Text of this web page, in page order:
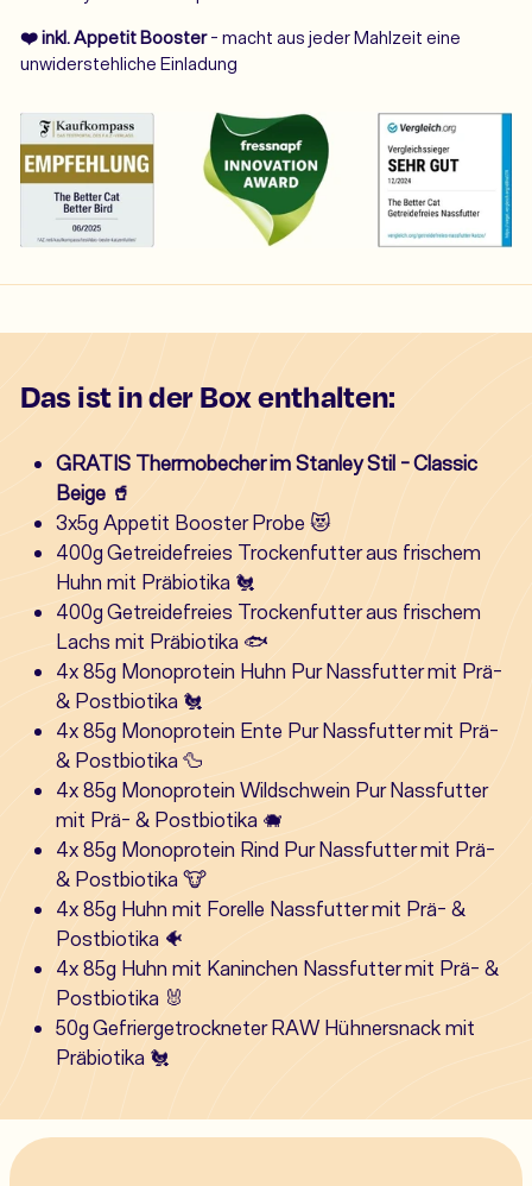
❤️ inkl. Appetit Booster- macht aus jeder Mahlzeit eine
unwiderstehliche Einladung
Das ist in der Box enthalten:
GRATIS Thermobecher im Stanley Stil - Classic
Beige 🥤
3x5g Appetit Booster Probe 😻
400g Getreidefreies Trockenfutter aus frischem
Huhn mit Präbiotika 🐔
400g Getreidefreies Trockenfutter aus frischem
Lachs mit Präbiotika 🐟
4x 85g Monoprotein Huhn Pur Nassfutter mit Prä-
& Postbiotika 🐔
4x 85g Monoprotein Ente Pur Nassfutter mit Prä-
& Postbiotika 🦆
4x 85g Monoprotein Wildschwein Pur Nassfutter
mit Prä- & Postbiotika 🐗
4x 85g Monoprotein Rind Pur Nassfutter mit Prä-
& Postbiotika 🐮
4x 85g Huhn mit Forelle Nassfutter mit Prä- &
Postbiotika 🐠
4x 85g Huhn mit Kaninchen Nassfutter mit Prä- &
Postbiotika 🐰
50g Gefriergetrockneter RAW Hühnersnack mit
Präbiotika 🐔